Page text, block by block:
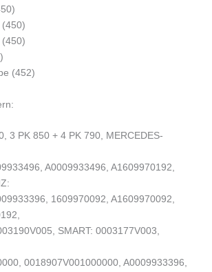
(450)
(450)
(452)
3 PK 850 + 4 PK 790, MERCEDES-
A0009933496, A1609970192,
1609970092, A1609970092,
SMART: 0003177V003,
0018907V001000000, A0009933396,